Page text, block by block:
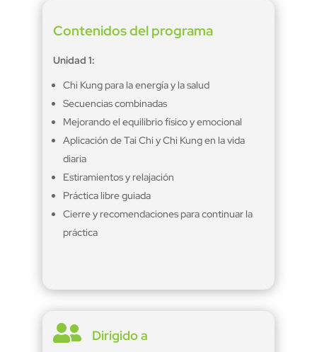
Contenidos del programa
Unidad 1:
Chi Kung para la energía y la salud
Secuencias combinadas
Mejorando el equilibrio físico y emocional
Aplicación de Tai Chi y Chi Kung en la vida
diaria
Estiramientos y relajación
Práctica libre guiada
Cierre y recomendaciones para continuar la
práctica
 Dirigido a